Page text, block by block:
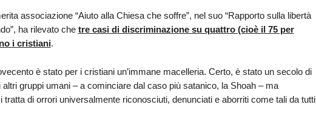
associazione “Aiuto alla Chiesa che soffre”, nel suo “Rapporto sulla libertà
ha rilevato che tre casi di discriminazione su quattro (cioè il 75 per
i cristiani.
è stato per i cristiani un’immane macelleria. Certo, è stato un secolo di
altri gruppi umani – a cominciare dal caso più satanico, la Shoah – ma
tratta di orrori universalmente riconosciuti, denunciati e aborriti come tali da tutti